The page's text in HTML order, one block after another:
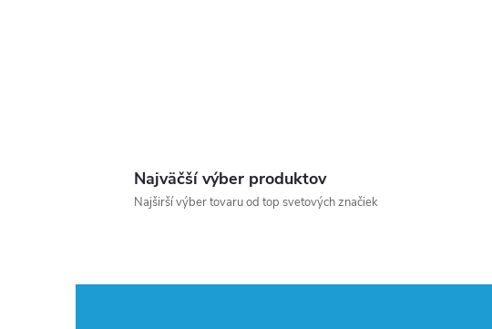
Najväčší výber produktov
Najširší výber tovaru od top svetových značiek